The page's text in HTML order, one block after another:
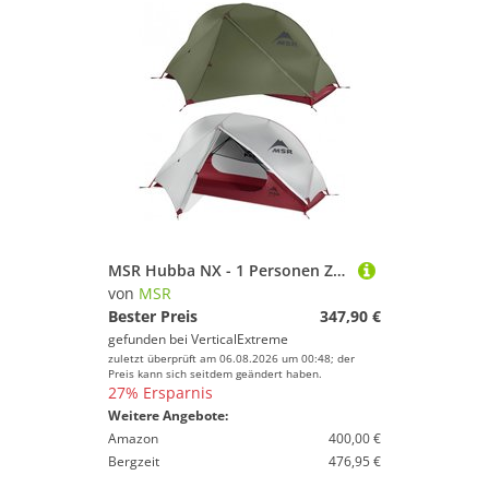
MSR Hubba NX - 1 Personen Zelt
von MSR
Bester Preis
347,90 €
gefunden bei VerticalExtreme
zuletzt überprüft am 06.08.2026 um 00:48; der
Preis kann sich seitdem geändert haben.
27% Ersparnis
Weitere Angebote:
Amazon
400,00 €
Bergzeit
476,95 €